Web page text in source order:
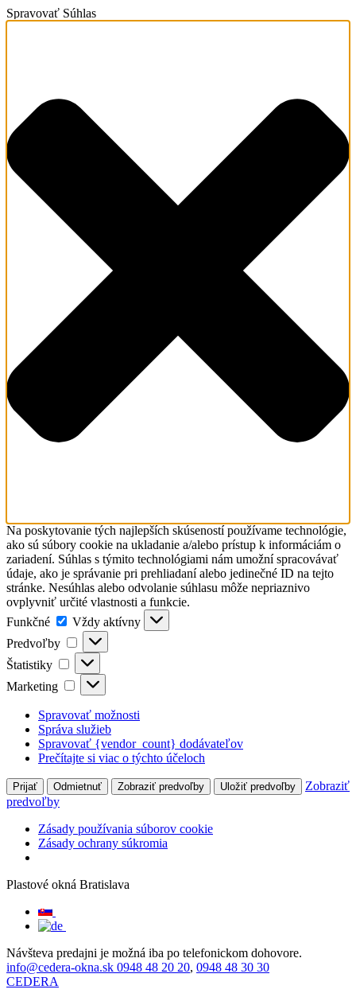
Spravovať Súhlas
Na poskytovanie tých najlepších skúseností používame technológie,
ako sú súbory cookie na ukladanie a/alebo prístup k informáciám o
zariadení. Súhlas s týmito technológiami nám umožní spracovávať
údaje, ako je správanie pri prehliadaní alebo jedinečné ID na tejto
stránke. Nesúhlas alebo odvolanie súhlasu môže nepriaznivo
ovplyvniť určité vlastnosti a funkcie.
Funkčné
Funkčné
Vždy aktívny
Predvoľby
Predvoľby
Štatistiky Štatistiky
Marketing Marketing
Spravovať možnosti
Správa služieb
Spravovať {vendor_count} dodávateľov
Prečítajte si viac o týchto účeloch
Prijať Odmietnuť Zobraziť predvoľby Uložiť predvoľby
Zobraziť
predvoľby
Zásady používania súborov cookie
Zásady ochrany súkromia
Plastové okná Bratislava
Návšteva predajni je možná iba po telefonickom dohovore.
info@cedera-okna.sk 0948 48 20 20, 0948 48 30 30
CEDERA